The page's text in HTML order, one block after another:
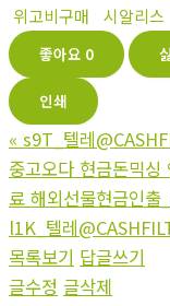
위고비구매
시알리스
좋아요 0
인쇄
« s9T_텔레
중고오다 현금돈믹
료 해외선물현금인출
l1K_텔레
목록보기 답글쓰기
글수정 글삭제